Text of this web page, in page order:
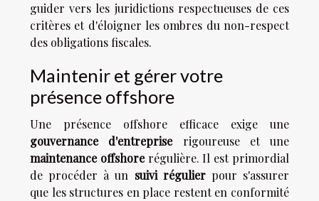
guider vers les juridictions respectueuses de ces
critères et d'éloigner les ombres du non-respect
des obligations fiscales.
Maintenir et gérer votre
présence offshore
Une présence offshore efficace exige une
gouvernance d'entrepriserigoureuse et une
maintenance offshorerégulière. Il est primordial
de procéder à un suivi régulierpour s'assurer
que les structures en place restent en conformité